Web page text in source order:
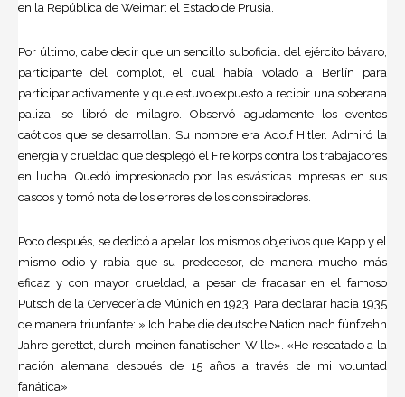
en la República de Weimar: el Estado de Prusia.
Por último, cabe decir que un sencillo suboficial del ejército bávaro,
participante del complot, el cual había volado a Berlín para
participar activamente y que estuvo expuesto a recibir una soberana
paliza, se libró de milagro. Observó agudamente los eventos
caóticos que se desarrollan. Su nombre era Adolf Hitler. Admiró la
energía y crueldad que desplegó el Freikorps contra los trabajadores
en lucha. Quedó impresionado por las esvásticas impresas en sus
cascos y tomó nota de los errores de los conspiradores.
Poco después, se dedicó a apelar los mismos objetivos que Kapp y el
mismo odio y rabia que su predecesor, de manera mucho más
eficaz y con mayor crueldad, a pesar de fracasar en el famoso
Putsch de la Cervecería de Múnich en 1923. Para declarar hacia 1935
de manera triunfante: » Ich habe die deutsche Nation nach fünfzehn
Jahre gerettet, durch meinen fanatischen Wille». «He rescatado a la
nación alemana después de 15 años a través de mi voluntad
fanática»